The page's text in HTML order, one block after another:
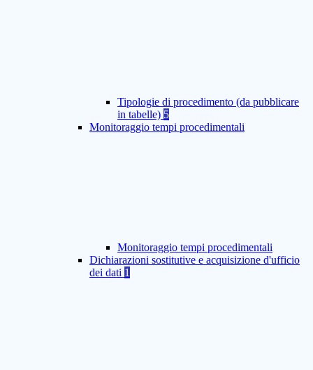
Tipologie di procedimento (da pubblicare
in tabelle) 5
Monitoraggio tempi procedimentali
Monitoraggio tempi procedimentali
Dichiarazioni sostitutive e acquisizione d'ufficio
dei dati 1